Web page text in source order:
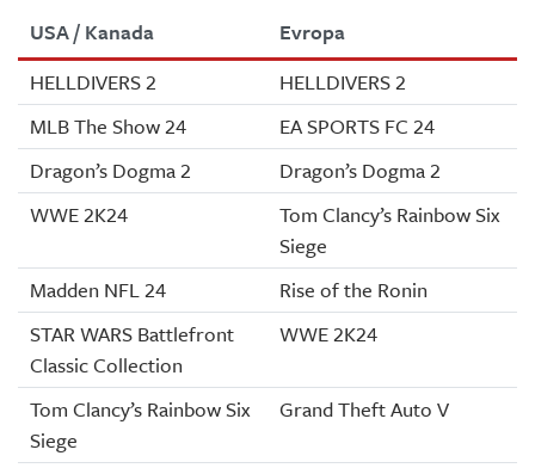
USA / Kanada
Evropa
HELLDIVERS 2
HELLDIVERS 2
MLB The Show 24
EA SPORTS FC 24
Dragon’s Dogma 2
Dragon’s Dogma 2
WWE 2K24
Tom Clancy’s Rainbow Six
Siege
Madden NFL 24
Rise of the Ronin
STAR WARS Battlefront
Classic Collection
WWE 2K24
Tom Clancy’s Rainbow Six
Siege
Grand Theft Auto V